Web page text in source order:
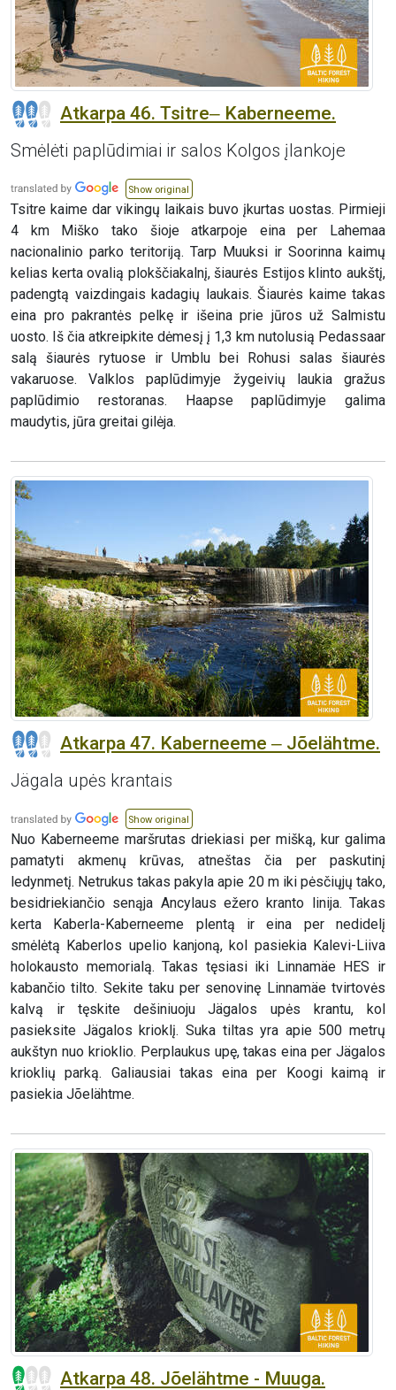
Atkarpa 46. Tsitre‒ Kaberneeme.
Smėlėti paplūdimiai ir salos Kolgos įlankoje
Show original
Tsitre kaime dar vikingų laikais buvo įkurtas uostas. Pirmieji
4 km Miško tako šioje atkarpoje eina per Lahemaa
nacionalinio parko teritoriją. Tarp Muuksi ir Soorinna kaimų
kelias kerta ovalią plokščiakalnį, šiaurės Estijos klinto aukštį,
padengtą vaizdingais kadagių laukais. Šiaurės kaime takas
eina pro pakrantės pelkę ir išeina prie jūros už Salmistu
uosto. Iš čia atkreipkite dėmesį į 1,3 km nutolusią Pedassaar
salą šiaurės rytuose ir Umblu bei Rohusi salas šiaurės
vakaruose. Valklos paplūdimyje žygeivių laukia gražus
paplūdimio restoranas. Haapse paplūdimyje galima
maudytis, jūra greitai gilėja.
Atkarpa 47. Kaberneeme ‒ Jõelähtme.
Jägala upės krantais
Show original
Nuo Kaberneeme maršrutas driekiasi per mišką, kur galima
pamatyti akmenų krūvas, atneštas čia per paskutinį
ledynmetį. Netrukus takas pakyla apie 20 m iki pėsčiųjų tako,
besidriekiančio senąja Ancylaus ežero kranto linija. Takas
kerta Kaberla-Kaberneeme plentą ir eina per nedidelį
smėlėtą Kaberlos upelio kanjoną, kol pasiekia Kalevi-Liiva
holokausto memorialą. Takas tęsiasi iki Linnamäe HES ir
kabančio tilto. Sekite taku per senovinę Linnamäe tvirtovės
kalvą ir tęskite dešiniuoju Jägalos upės krantu, kol
pasieksite Jägalos krioklį. Suka tiltas yra apie 500 metrų
aukštyn nuo krioklio. Perplaukus upę, takas eina per Jägalos
krioklių parką. Galiausiai takas eina per Koogi kaimą ir
pasiekia Jõelähtme.
Atkarpa 48. Jõelähtme - Muuga.